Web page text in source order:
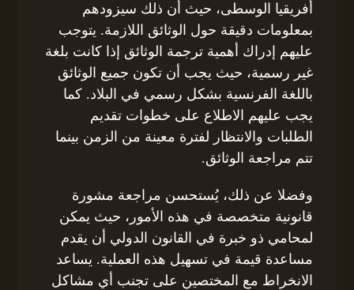
أفريقيا الوسطى، حيث أن ذلك سيزودهم
بمعلومات دقيقة حول الوثائق اللازمة. يتوجب
عليهم إدراك أهمية ترجمة الوثائق إذا كانت بلغة
غير رسمية، حيث يجب أن تكون جميع الوثائق
باللغة الفرنسية بشكل رسمي في البلاد. كما
يجب عليهم الاطلاع على خطوات تقديم
الطلبات والانتظار لفترة معينة من الزمن بينما
تتم مراجعة الوثائق.
وفضلا عن ذلك، يُستحسن مراجعة مشورة
قانونية متخصصة في هذه الأمور، حيث يمكن
لمحامي ذو خبرة في القانون الدولي أن يقدم
مساعدة قيمة في تسهيل هذه العملية. يساعد
الانخراط مع المختصين على تجنب أي مشاكل